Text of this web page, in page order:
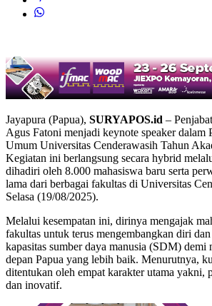
Jayapura (Papua), SURYAPOS.id –
Agus Fatoni menjadi keynote speaker dalam
Umum Universitas Cenderawasih Tahun
Kegiatan ini berlangsung secara hybrid
dihadiri oleh 8.000 mahasiswa baru serta
lama dari berbagai fakultas di Universitas
Selasa (19/08/2025).
Melalui kesempatan ini, dirinya mengajak
fakultas untuk terus mengembangkan diri
kapasitas sumber daya manusia (SDM) demi
depan Papua yang lebih baik. Menurutnya,
ditentukan oleh empat karakter utama yakni,
dan inovatif.